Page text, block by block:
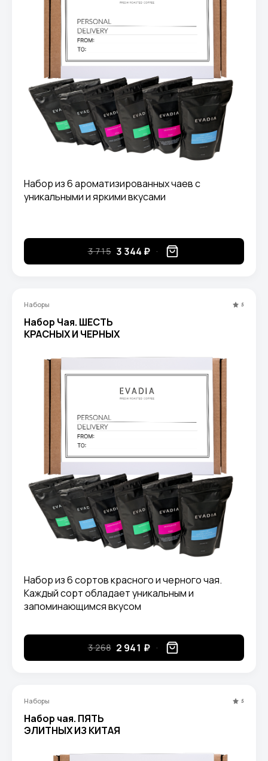
Набор из 6 ароматизированных чаев с
уникальными и яркими вкусами
3 715 3 344 ₽
Наборы 5
Набор Чая. ШЕСТЬ
КРАСНЫХ И ЧЕРНЫХ
Набор из 6 сортов красного и черного чая.
Каждый сорт обладает уникальным и
запоминающимся вкусом
3 268 2 941 ₽
Наборы 5
Набор чая. ПЯТЬ
ЭЛИТНЫХ ИЗ КИТАЯ